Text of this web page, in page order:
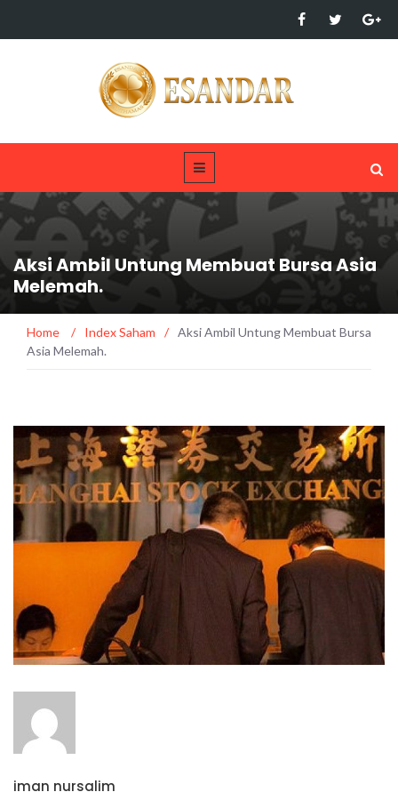
Aksi Ambil Untung Membuat Bursa Asia
Melemah.
Home / Index Saham / Aksi Ambil Untung Membuat Bursa
Asia Melemah.
iman nursalim